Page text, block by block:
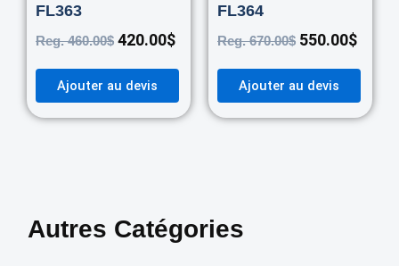
FL363
Reg.460.00$ 420.00$
Ajouter au devis
FL364
Reg.670.00$ 550.00$
Ajouter au devis
Autres Catégories